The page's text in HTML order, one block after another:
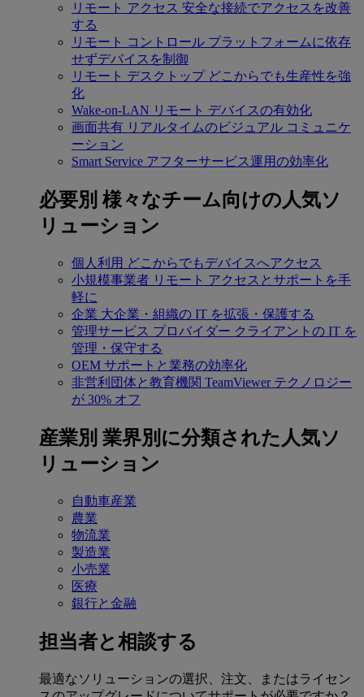
リモート アクセス 安全な接続でアクセスを改善
する
リモート コントロール プラットフォームに依存
せずデバイスを制御
リモート デスクトップ どこからでも生産性を強
化
Wake-on-LAN リモート デバイスの有効化
画面共有 リアルタイムのビジュアル コミュニケ
ーション
Smart Service アフターサービス運用の効率化
必要別 様々なチーム向けの人気ソ
リューション
個人利用 どこからでもデバイスへアクセス
小規模事業者 リモート アクセスとサポートを手
軽に
企業 大企業・組織の IT を拡張・保護する
管理サービス プロバイダー クライアントの IT を
管理・保守する
OEM サポートと業務の効率化
非営利団体と教育機関 TeamViewer テクノロジー
が 30% オフ
産業別 業界別に分類された人気ソ
リューション
自動車産業
農業
物流業
製造業
小売業
医療
銀行と金融
担当者と相談する
最適なソリューションの選択、注文、またはライセン